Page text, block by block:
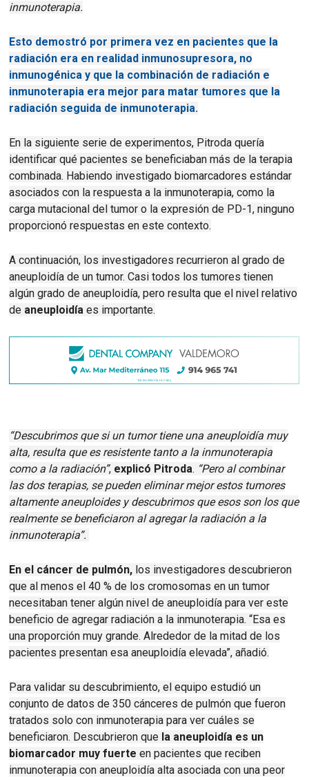
inmunoterapia.
Esto demostró por primera vez en pacientes que la
radiación era en realidad inmunosupresora, no
inmunogénica y que la combinación de radiación e
inmunoterapia era mejor para matar tumores que la
radiación seguida de inmunoterapia.
En la siguiente serie de experimentos, Pitroda quería
identificar qué pacientes se beneficiaban más de la terapia
combinada. Habiendo investigado biomarcadores estándar
asociados con la respuesta a la inmunoterapia, como la
carga mutacional del tumor o la expresión de PD-1, ninguno
proporcionó respuestas en este contexto.
A continuación, los investigadores recurrieron al grado de
aneuploidía de un tumor.Casi todos los tumores tienen
algún grado de aneuploidía, pero resulta que el nivel relativo
de aneuploidíaes importante.
“Descubrimos que si un tumor tiene una aneuploidía muy
alta, resulta que es resistente tanto a la inmunoterapia
como a la radiación”, explicó Pitroda. “Pero al combinar
las dos terapias, se pueden eliminar mejor estos tumores
altamente aneuploides y descubrimos que esos son los que
realmente se beneficiaron al agregar la radiación a la
inmunoterapia”.
En el cáncer de pulmón, los investigadores descubrieron
que al menos el 40 % de los cromosomas en un tumor
necesitaban tener algún nivel de aneuploidía para ver este
beneficio de agregar radiación a la inmunoterapia.“Esa es
una proporción muy grande.Alrededor de la mitad de los
pacientes presentan esa aneuploidía elevada”, añadió.
Para validar su descubrimiento, el equipo estudió un
conjunto de datos de 350 cánceres de pulmón que fueron
tratados solo con inmunoterapia para ver cuáles se
beneficiaron. Descubrieron que la aneuploidía es un
biomarcador muy fuerte en pacientes que reciben
inmunoterapia con aneuploidía alta asociada con una peor